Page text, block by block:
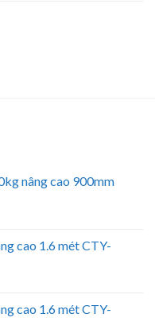
nâng cao 900mm
cao 1.6 mét CTY-
cao 1.6 mét CTY-